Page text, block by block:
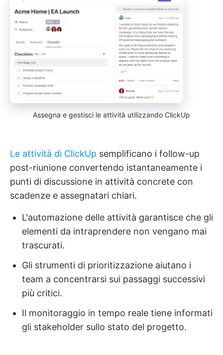
Assegna e gestisci le attività utilizzando ClickUp
Le attività di ClickUp semplificano i follow-up
post-riunione convertendo istantaneamente i
punti di discussione in attività concrete con
scadenze e assegnatari chiari.
L'automazione delle attività garantisce che gli
elementi da intraprendere non vengano mai
trascurati.
Gli strumenti di prioritizzazione aiutano i
team a concentrarsi sui passaggi successivi
più critici.
Il monitoraggio in tempo reale tiene informati
gli stakeholder sullo stato del progetto.